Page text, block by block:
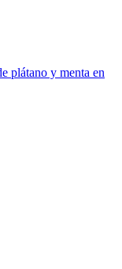
plátano y menta en